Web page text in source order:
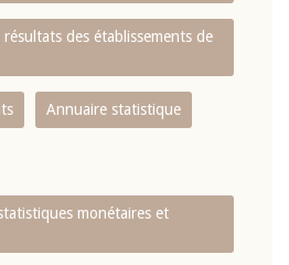
des établissements de
Annuaire statistique
monétaires et